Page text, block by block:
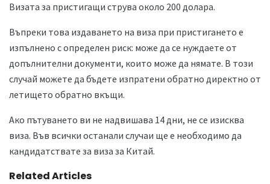
Визата за пристигащи струва около 200 долара.
Въпреки това издаването на виза при пристигането е
изпълнено с определен риск: може да се нуждаете от
допълнителни документи, които може да нямате. В този
случай можете да бъдете изпратени обратно директно от
летището обратно вкъщи.
Ако пътуването ви не надвишава 14 дни, не се изисква
виза. Във всички останали случаи ще е необходимо да
кандидатствате за виза за Китай.
Related Articles